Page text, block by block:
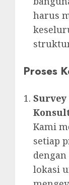
harus
Proses
Survey
Kami
setiap
lokasi